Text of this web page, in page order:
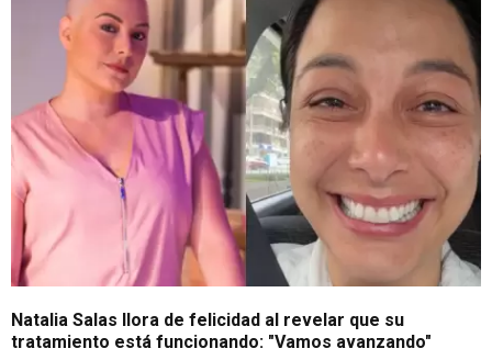
Natalia Salas llora de felicidad al revelar que su
tratamiento está funcionando: "Vamos avanzando"